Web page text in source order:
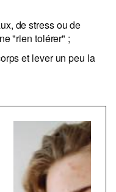
de stress ou de
"rien tolérer" ;
et lever un peu la